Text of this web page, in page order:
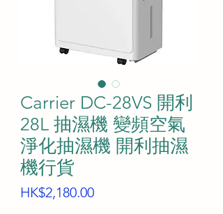
Carrier DC-28VS 開利
28L 抽濕機 變頻空氣
淨化抽濕機 開利抽濕
機行貨
HK$2,180.00價